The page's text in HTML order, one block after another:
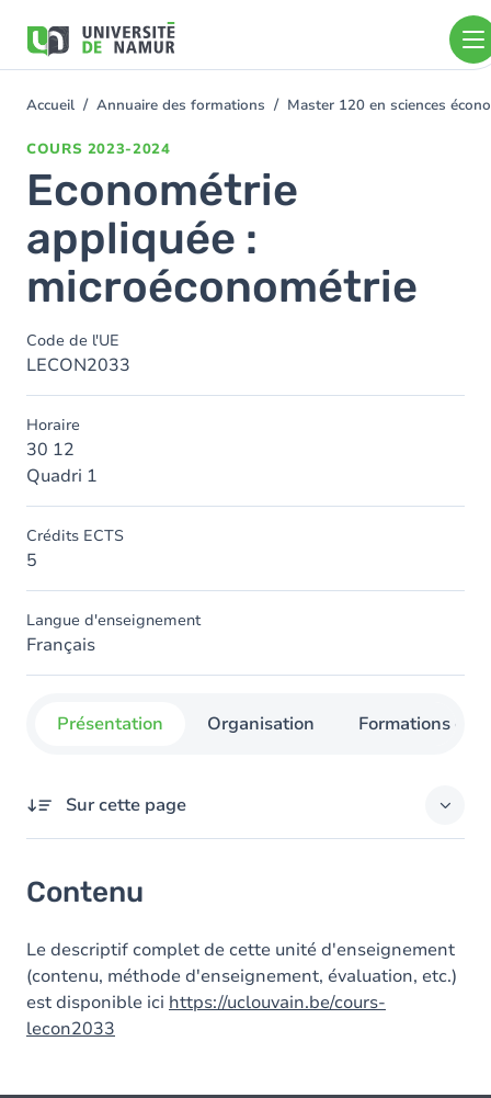
contenu
You
Accueil Annuaire des formations Master 120 en sciences
COURS 2023-2024
Econométrie
appliquée :
microéconométrie
Code de l'UE
LECON2033
Horaire
30 12
Quadri 1
Crédits ECTS
5
Langue d'enseignement
Français
Présentation Organisation Formations
Sur cette page
Contenu
Le descriptif complet de cette unité d'enseignement
(contenu, méthode d'enseignement, évaluation, etc.)
est disponible ici https://uclouvain.be/cours-
lecon2033